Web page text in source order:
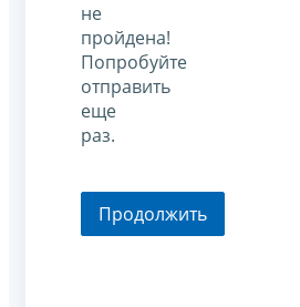
не
пройдена!
Попробуйте
отправить
еще
раз.
Продолжить